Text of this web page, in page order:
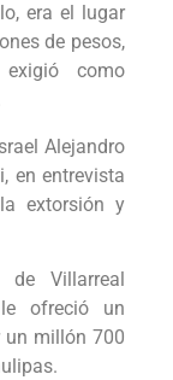
era el lugar
de pesos,
exigió como
Alejandro
en entrevista
extorsión y
de Villarreal
ofreció un
un millón 700